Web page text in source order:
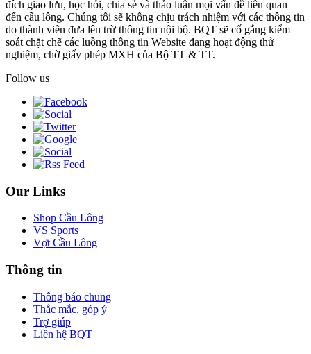
đích giao lưu, học hỏi, chia sẻ và thảo luận mọi vấn đề liên quan
đến cầu lông. Chúng tôi sẽ không chịu trách nhiệm với các thông tin
do thành viên đưa lên trừ thông tin nội bộ. BQT sẽ cố gắng kiểm
soát chặt chẽ các luồng thông tin Website đang hoạt động thử
nghiệm, chờ giấy phép MXH của Bộ TT & TT.
Follow us
Our Links
Shop Cầu Lông
VS Sports
Vợt Cầu Lông
Thông tin
Thông báo chung
Thắc mắc, góp ý
Trợ giúp
Liên hệ BQT